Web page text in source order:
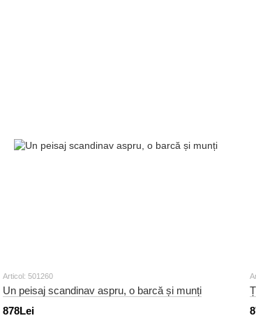
Articol: 501260
Un peisaj scandinav aspru, o barcă și munți
878Lei